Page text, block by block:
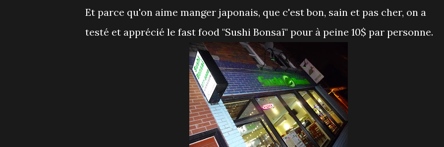
Et parce qu'on aime manger japonais, que c'est bon, sain et pas cher, on a
testé et apprécié le fast food "Sushi Bonsaï" pour à peine 10$ par personne.